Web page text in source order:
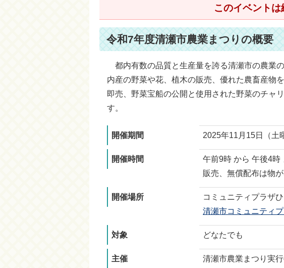
このイベントは
令和7年度清瀬市農業まつりの概要
都内有数の品質と生産量を誇る清瀬市の農業
内産の野菜や花、植木の販売、優れた農畜産物
即売、野菜宝船の公開と使用された野菜のチャ
す。
開催期間 2025年11月15日（土
開催時間
午前9時 から 午後4時
販売、無償配布は物
開催場所
コミュニティプラザひ
清瀬市コミュニティ
対象 どなたでも
主催 清瀬市農業まつり実